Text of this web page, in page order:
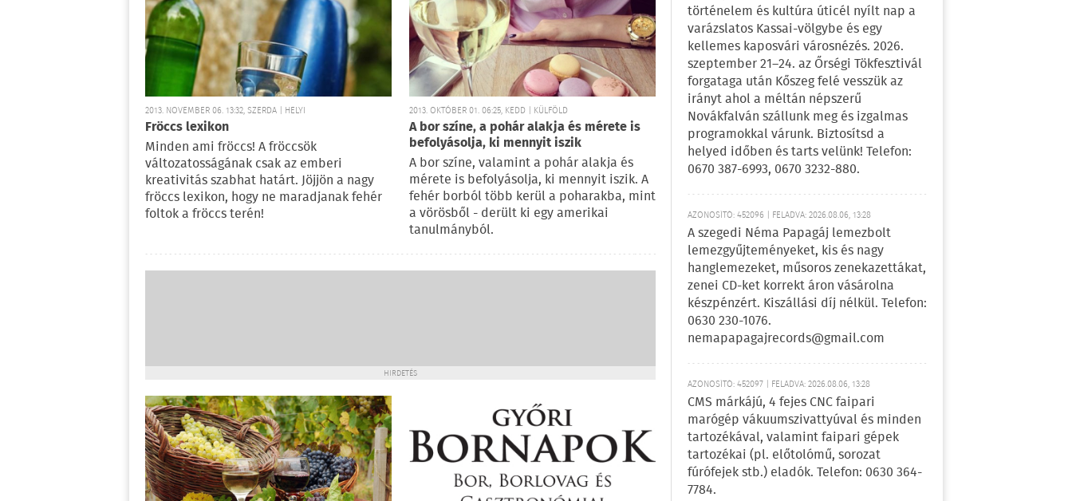
2013. NOVEMBER 06. 13:32, SZERDA | HELYI
Fröccs lexikon
Minden ami fröccs! A fröccsök
változatosságának csak az emberi
kreativitás szabhat határt. Jöjjön a nagy
fröccs lexikon, hogy ne maradjanak fehér
foltok a fröccs terén!
2013. OKTÓBER 01. 06:25, KEDD | KÜLFÖLD
A bor színe, a pohár alakja és mérete is
befolyásolja, ki mennyit iszik
A bor színe, valamint a pohár alakja és
mérete is befolyásolja, ki mennyit iszik. A
fehér borból több kerül a poharakba, mint
a vörösből - derült ki egy amerikai
tanulmányból.
HIRDETÉS
történelem és kultúra úticél nyílt nap a
varázslatos Kassai-völgybe és egy
kellemes kaposvári városnézés. 2026.
szeptember 21–24. az Őrségi Tökfesztivál
forgataga után Kőszeg felé vesszük az
irányt ahol a méltán népszerű
Novákfalván szállunk meg és izgalmas
programokkal várunk. Biztosítsd a
helyed időben és tarts velünk! Telefon:
0670 387-6993, 0670 3232-880.
AZONOSÍTÓ: 452096 | FELADVA: 2026.08.06, 13:28
A szegedi Néma Papagáj lemezbolt
lemezgyűjteményeket, kis és nagy
hanglemezeket, műsoros zenekazettákat,
zenei CD-ket korrekt áron vásárolna
készpénzért. Kiszállási díj nélkül. Telefon:
0630 230-1076.
nemapapagajrecords@gmail.com
AZONOSÍTÓ: 452097 | FELADVA: 2026.08.06, 13:28
CMS márkájú, 4 fejes CNC faipari
marógép vákuumszivattyúval és minden
tartozékával, valamint faipari gépek
tartozékai (pl. előtolómű, sorozat
fúrófejek stb.) eladók. Telefon: 0630 364-
7784.